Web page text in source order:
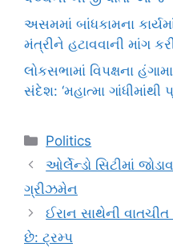
અસમમાં બાંધકામના
મંત્રીને હટાવવાની માંગ
લોકસભામાં વિપક્ષના
સંદેશ: ‘મહાત્મા ગાંધીમાંથી
Categories
Politics
ઓર્લેન્ડો સિટીમાં
ગ્રીઝમેન
ઈરાન સાથેની વાતચીત
છે: ટ્રમ્પ